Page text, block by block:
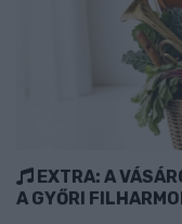
EXTRA: A
A GYŐRI